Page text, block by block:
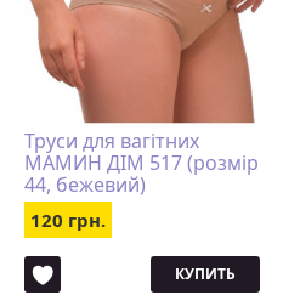
Труси для вагітних
МАМИН ДІМ 517 (розмір
44, бежевий)
120 грн.
КУПИТЬ